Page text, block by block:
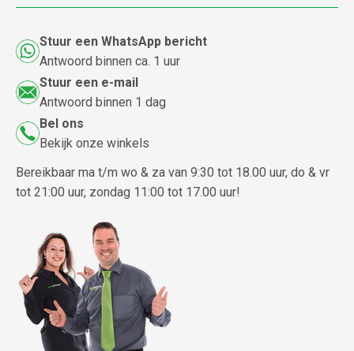
Stuur een WhatsApp bericht
Antwoord binnen ca. 1 uur
Stuur een e-mail
Antwoord binnen 1 dag
Bel ons
Bekijk onze winkels
Bereikbaar ma t/m wo & za van 9:30 tot 18.00 uur, do & vr
tot 21:00 uur, zondag 11:00 tot 17.00 uur!